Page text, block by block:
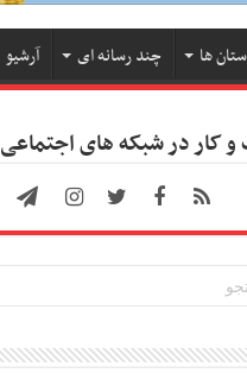
ها چند رسانه ای آرشیو
کار در شبکه های اجتماعی